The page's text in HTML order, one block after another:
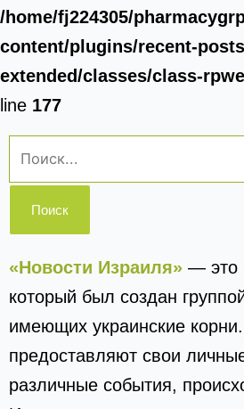
/home/fj224305/
content/plugins/recent-
extended/classes/class-
line 177
Поиск:
«Новости Израиля» — это
который был создан
имеющих украинские
предоставляют свои
различные события,